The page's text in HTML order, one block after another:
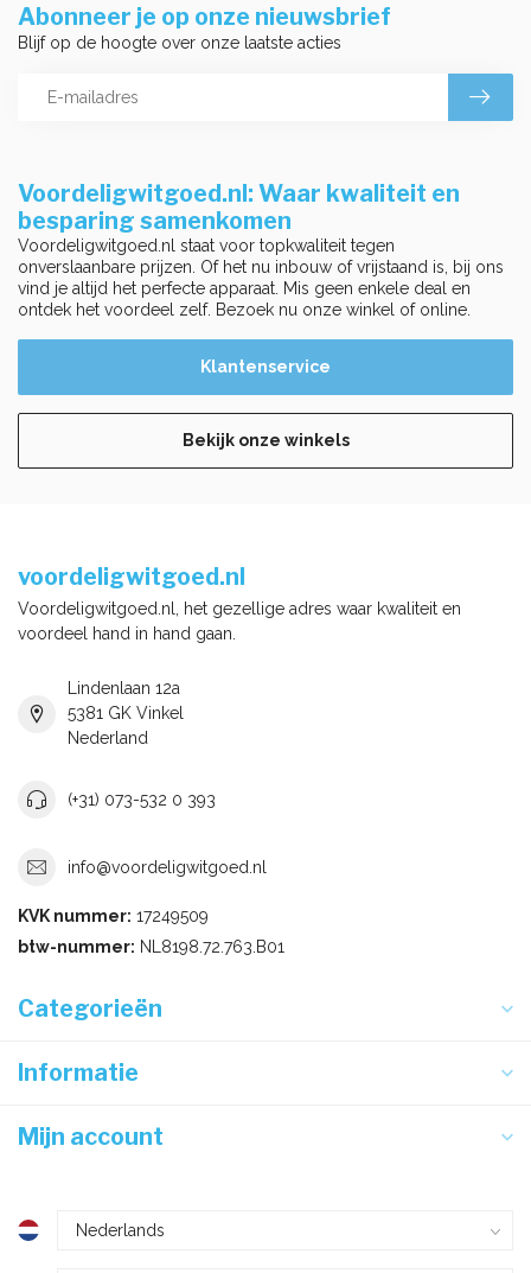
Voordeligwitgoed.nl: Waar kwaliteit en
besparing samenkomen
Voordeligwitgoed.nl staat voor topkwaliteit tegen
onverslaanbare prijzen. Of het nu inbouw of vrijstaand is, bij ons
vind je altijd het perfecte apparaat. Mis geen enkele deal en
ontdek het voordeel zelf. Bezoek nu onze winkel of online.
Klantenservice
Bekijk onze winkels
Abonneer je op onze nieuwsbrief
Blijf op de hoogte over onze laatste acties
voordeligwitgoed.nl
Voordeligwitgoed.nl, het gezellige adres waar kwaliteit en
voordeel hand in hand gaan.
Lindenlaan 12a
5381 GK Vinkel
Nederland
(+31) 073-532 0 393
info@voordeligwitgoed.nl
KVK nummer: 17249509
btw-nummer: NL8198.72.763.B01
Categorieën
Informatie
Mijn account